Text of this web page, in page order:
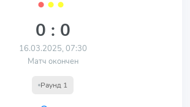
⬤ ⬤ ⬤
0 : 0
16.03.2025, 07:30
Матч окончен
Раунд 1